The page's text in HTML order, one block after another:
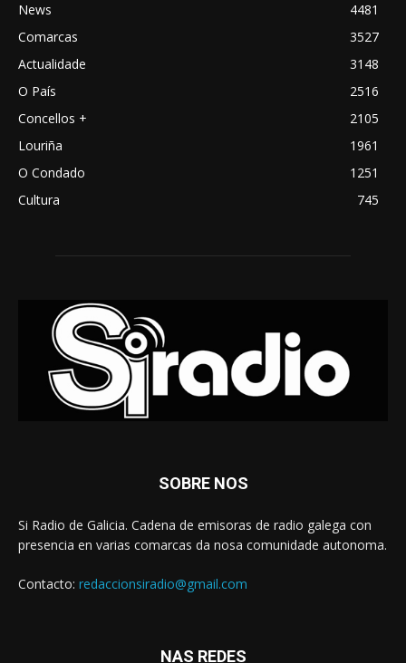
News
4481
Comarcas
3527
Actualidade
3148
O País
2516
Concellos +
2105
Louriña
1961
O Condado
1251
Cultura
745
SOBRE NOS
Si Radio de Galicia. Cadena de emisoras de radio galega con
presencia en varias comarcas da nosa comunidade autonoma.
Contacto: redaccionsiradio@gmail.com
NAS REDES